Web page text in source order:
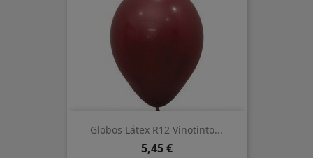
Globos Látex R12 Vinotinto...
Precio
5,45 €